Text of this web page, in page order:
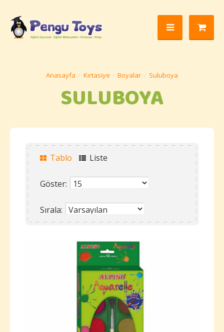
Kırtasiye Boyalar Suluboya
SULUBOYA
Tablo Liste
Göster:
Sırala: